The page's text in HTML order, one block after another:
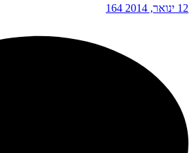
12 ינואר, 2014 164